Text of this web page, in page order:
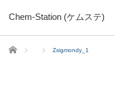
Chem-Station (ケムステ)
ホーム Zsigmondy_1